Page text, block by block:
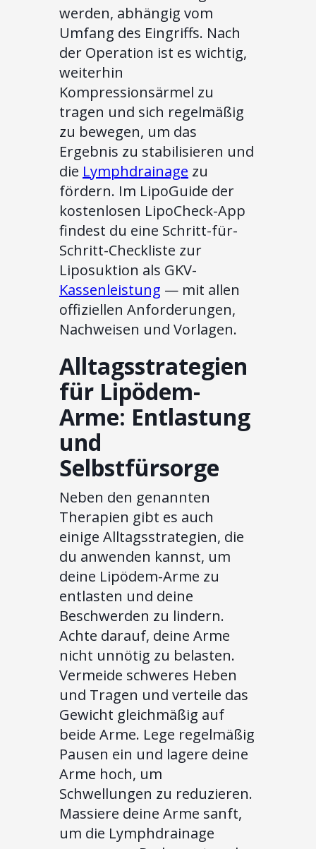
werden, abhängig vom
Umfang des Eingriffs. Nach
der Operation ist es wichtig,
weiterhin
Kompressionsärmel zu
tragen und sich regelmäßig
zu bewegen, um das
Ergebnis zu stabilisieren und
die Lymphdrainage zu
fördern. Im LipoGuide der
kostenlosen LipoCheck-App
findest du eine Schritt-für-
Schritt-Checkliste zur
Liposuktion als GKV-
Kassenleistung — mit allen
offiziellen Anforderungen,
Nachweisen und Vorlagen.
Alltagsstrategien
für Lipödem-
Arme: Entlastung
und
Selbstfürsorge
Neben den genannten
Therapien gibt es auch
einige Alltagsstrategien, die
du anwenden kannst, um
deine Lipödem-Arme zu
entlasten und deine
Beschwerden zu lindern.
Achte darauf, deine Arme
nicht unnötig zu belasten.
Vermeide schweres Heben
und Tragen und verteile das
Gewicht gleichmäßig auf
beide Arme. Lege regelmäßig
Pausen ein und lagere deine
Arme hoch, um
Schwellungen zu reduzieren.
Massiere deine Arme sanft,
um die Lymphdrainage